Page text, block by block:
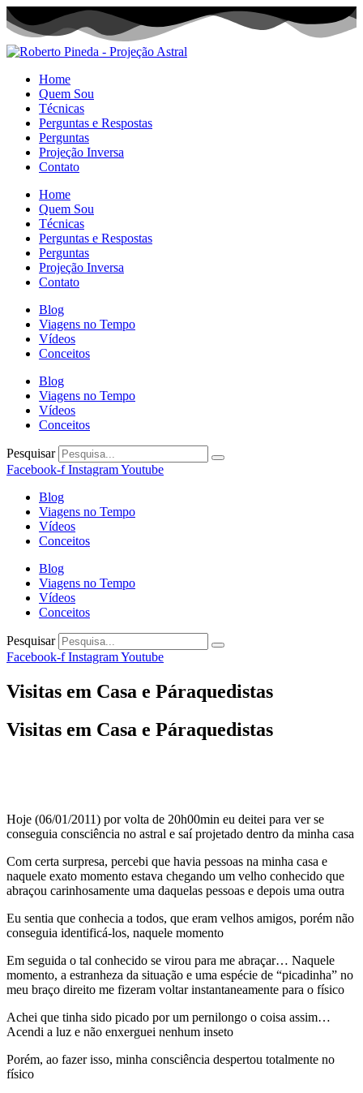
Home
Quem Sou
Técnicas
Perguntas e Respostas
Perguntas
Projeção Inversa
Contato
Home
Quem Sou
Técnicas
Perguntas e Respostas
Perguntas
Projeção Inversa
Contato
Blog
Viagens no Tempo
Vídeos
Conceitos
Blog
Viagens no Tempo
Vídeos
Conceitos
Pesquisar
Facebook-f InstagramYoutube
Blog
Viagens no Tempo
Vídeos
Conceitos
Blog
Viagens no Tempo
Vídeos
Conceitos
Pesquisar
Facebook-f InstagramYoutube
Visitas em Casa e Páraquedistas
Visitas em Casa e Páraquedistas
Hoje (06/01/2011) por volta de 20h00min eu deitei para ver se
conseguia consciência no astral e saí projetado dentro da minha casa
Com certa surpresa, percebi que havia pessoas na minha casa e
naquele exato momento estava chegando um velho conhecido que
abraçou carinhosamente uma daquelas pessoas e depois uma outra
Eu sentia que conhecia a todos, que eram velhos amigos, porém não
conseguia identificá-los, naquele momento
Em seguida o tal conhecido se virou para me abraçar… Naquele
momento, a estranheza da situação e uma espécie de “picadinha” no
meu braço direito me fizeram voltar instantaneamente para o físico
Achei que tinha sido picado por um pernilongo o coisa assim…
Acendi a luz e não enxerguei nenhum inseto
Porém, ao fazer isso, minha consciência despertou totalmente no
físico